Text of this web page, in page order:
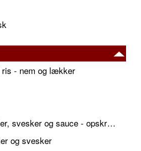
ris - nem og lækker
Andesteg med æbler, svesker og sauce - opskrift også til jul
og svesker